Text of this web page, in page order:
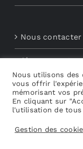
Nous contacter
Abonnements
Découvrez My
Nous utilisons des
vous offrir
mémorisant vos
En cliquant sur
l'utilisation de tous
Gestion des